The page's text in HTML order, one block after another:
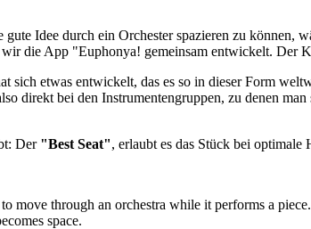
gute Idee durch ein Orchester spazieren zu können,
die App "Euphonya! gemeinsam entwickelt. Der
sich etwas entwickelt, das es so in dieser Form
direkt bei den Instrumentengruppen, zu denen
Der"Best Seat", erlaubt es das Stück bei
move through an orchestra while it performs a
space.